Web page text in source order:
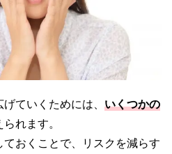
ていくためには、 いくつかの
れます。
おくことで、リスクを減らす